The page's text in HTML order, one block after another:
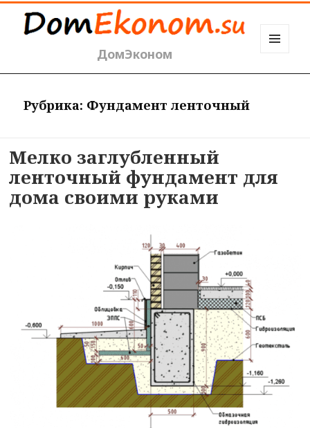
ДомЭконом
Рубрика: Фундамент ленточный
Мелко заглубленный
ленточный фундамент для
дома своими руками